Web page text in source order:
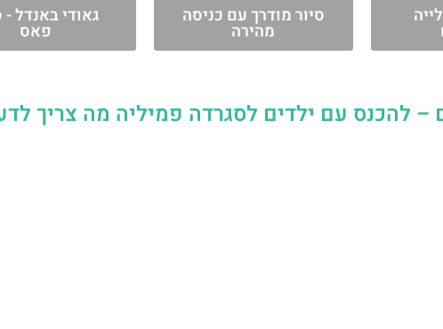
סיור מודרך עם כניסה
מהירה
גאודי באנדל -
פאס
להכנס עם ילדים לסגרדה פמיליה מה צריך